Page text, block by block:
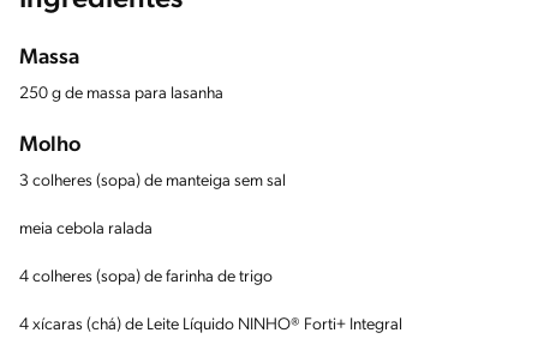
Massa
250 g de massa para lasanha
Molho
3 colheres (sopa) de manteiga sem sal
meia cebola ralada
4 colheres (sopa) de farinha de trigo
4 xícaras (chá) de Leite Líquido NINHO® Forti+ Integral